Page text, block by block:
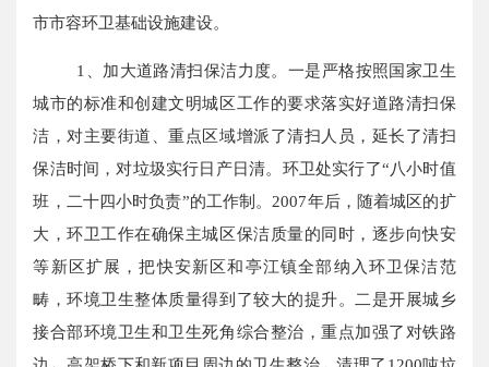
市市容环卫基础设施建设。
1、加大道路清扫保洁力度。一是严格按照国家卫生
城市的标准和创建文明城区工作的要求落实好道路清扫保
洁，对主要街道、重点区域增派了清扫人员，延长了清扫
保洁时间，对垃圾实行日产日清。环卫处实行了“八小时值
班，二十四小时负责”的工作制。2007年后，随着城区的扩
大，环卫工作在确保主城区保洁质量的同时，逐步向快安
等新区扩展，把快安新区和亭江镇全部纳入环卫保洁范
畴，环境卫生整体质量得到了较大的提升。二是开展城乡
接合部环境卫生和卫生死角综合整治，重点加强了对铁路